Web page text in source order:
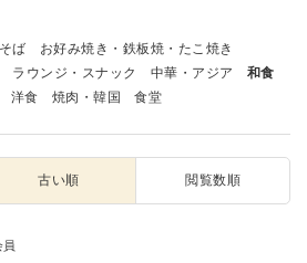
ば
お好み焼き・鉄板焼・たこ焼き
ラウンジ・スナック 中華・アジア
和食
洋食 焼肉・韓国 食堂
古い順 閲覧数順
員